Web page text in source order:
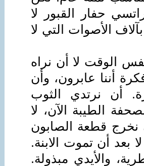
حفار القبور لا
الأصوات التي لا
الوقت لا أن نراه
أننا عابرون، وأن
أن نرتدي الثوب
الطيبة الآن، لا
نخرج قطعة الصابون
بعد أن تموت الابنة.
والأيدي مبذولة.